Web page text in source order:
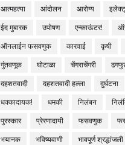
आत्महत्या
आंदोलन आरोग्य
ईद मुबारक
उपोषण एन्काऊंटर!
ऑनलाईन फसवणुक
कारवाई कृषी
गुंतवणूक
घोटाळा चेंगराचेंगरी
दहशतवादी
दहशतवादी हल्ला दुर्घटना
धक्कादायक!
धमकी निलंबन
पुरस्कार
प्रेरणादायी फसवणुक
भयानक
भविष्यवाणी भावपूर्ण श्रद्धांजली